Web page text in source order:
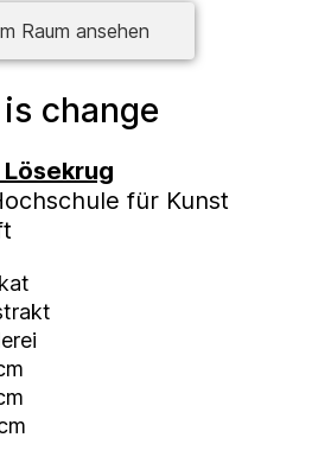
Raum ansehen
change
Lösekrug
für Kunst